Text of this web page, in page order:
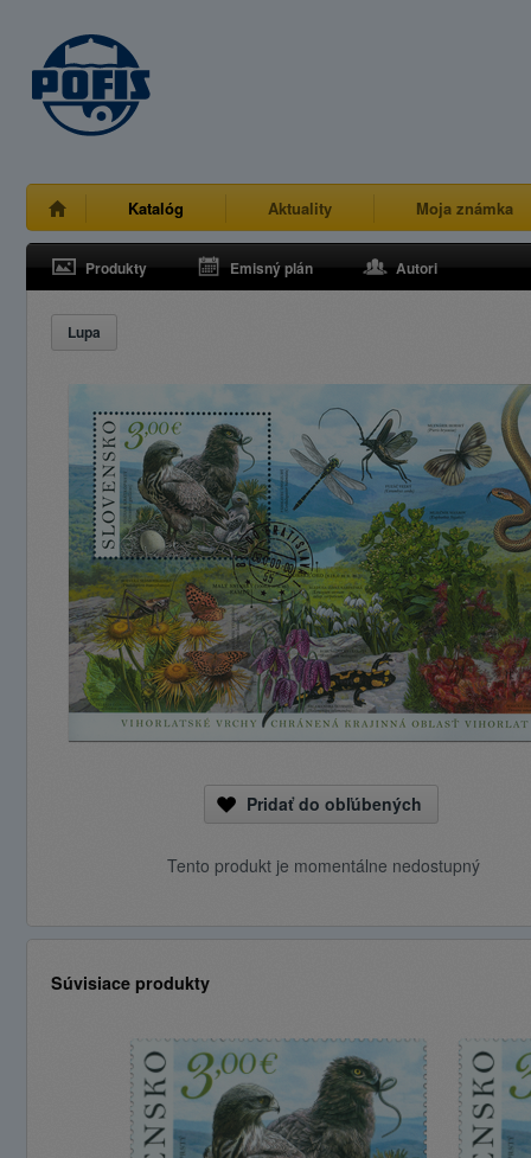
Katalóg Aktuality Moja známka
Produkty Emisný plán Autori
Lupa
Pridať do obľúbených
Tento produkt je momentálne nedostupný
Súvisiace produkty